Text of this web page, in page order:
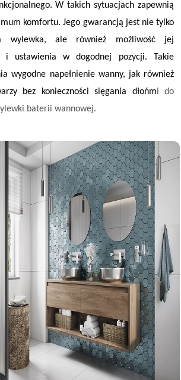
W takich sytuacjach zapewnią
komfortu. Jego gwarancją jest nie tylko
wylewka, ale również możliwość jej
i ustawienia w dogodnej pozycji. Takie
wygodne napełnienie wanny, jak również
bez konieczności sięgania dłońmi do
baterii wannowej.